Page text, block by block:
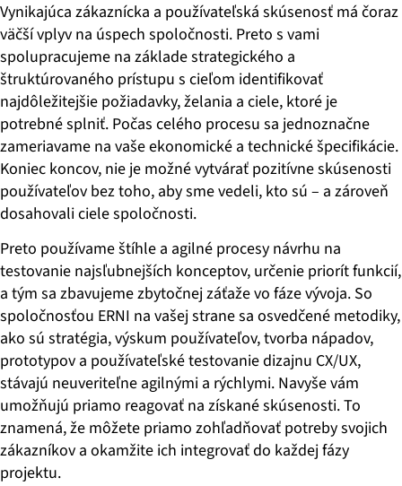
Vynikajúca zákaznícka a používateľská skúsenosť má čoraz
väčší vplyv na úspech spoločnosti. Preto s vami
spolupracujeme na základe strategického a
štruktúrovaného prístupu s cieľom identifikovať
najdôležitejšie požiadavky, želania a ciele, ktoré je
potrebné splniť. Počas celého procesu sa jednoznačne
zameriavame na vaše ekonomické a technické špecifikácie.
Koniec koncov, nie je možné vytvárať pozitívne skúsenosti
používateľov bez toho, aby sme vedeli, kto sú – a zároveň
dosahovali ciele spoločnosti.
Preto používame štíhle a agilné procesy návrhu na
testovanie najsľubnejších konceptov, určenie priorít funkcií,
a tým sa zbavujeme zbytočnej záťaže vo fáze vývoja. So
spoločnosťou ERNI na vašej strane sa osvedčené metodiky,
ako sú stratégia, výskum používateľov, tvorba nápadov,
prototypov a používateľské testovanie dizajnu CX/UX,
stávajú neuveriteľne agilnými a rýchlymi. Navyše vám
umožňujú priamo reagovať na získané skúsenosti. To
znamená, že môžete priamo zohľadňovať potreby svojich
zákazníkov a okamžite ich integrovať do každej fázy
projektu.